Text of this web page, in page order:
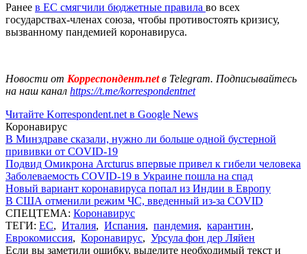
Ранее в ЕС смягчили бюджетные правила во всех
государствах-членах союза, чтобы противостоять кризису,
вызванному пандемией коронавируса.
Новости от Корреспондент.netв Telegram. Подписывайтесь
на наш канал https://t.me/korrespondentnet
Читайте Korrespondent.net в Google News
Коронавирус
В Минздраве сказали, нужно ли больше одной бустерной
прививки от COVID-19
Подвид Омикрона Arcturus впервые привел к гибели человека
Заболеваемость COVID-19 в Украине пошла на спад
Новый вариант коронавируса попал из Индии в Европу
В США отменили режим ЧС, введенный из-за COVID
СПЕЦТЕМА: Коронавирус
ТЕГИ: ЕС, Италия, Испания, пандемия, карантин,
Еврокомиссия, Коронавирус, Урсула фон дер Ляйен
Если вы заметили ошибку, выделите необходимый текст и